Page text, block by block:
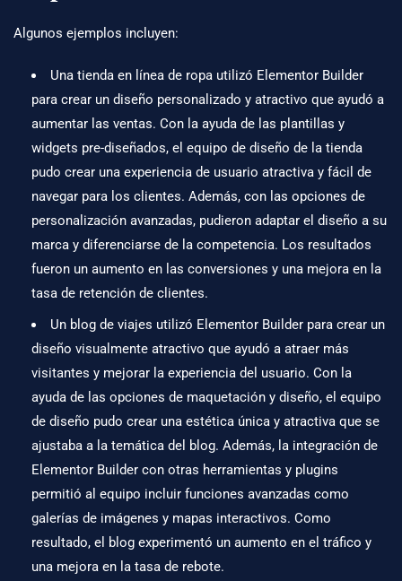
Algunos ejemplos incluyen:
Una tienda en línea de ropa utilizó Elementor Builder
para crear un diseño personalizado y atractivo que ayudó a
aumentar las ventas. Con la ayuda de las plantillas y
widgets pre-diseñados, el equipo de diseño de la tienda
pudo crear una experiencia de usuario atractiva y fácil de
navegar para los clientes. Además, con las opciones de
personalización avanzadas, pudieron adaptar el diseño a su
marca y diferenciarse de la competencia. Los resultados
fueron un aumento en las conversiones y una mejora en la
tasa de retención de clientes.
Un blog de viajes utilizó Elementor Builder para crear un
diseño visualmente atractivo que ayudó a atraer más
visitantes y mejorar la experiencia del usuario. Con la
ayuda de las opciones de maquetación y diseño, el equipo
de diseño pudo crear una estética única y atractiva que se
ajustaba a la temática del blog. Además, la integración de
Elementor Builder con otras herramientas y plugins
permitió al equipo incluir funciones avanzadas como
galerías de imágenes y mapas interactivos. Como
resultado, el blog experimentó un aumento en el tráfico y
una mejora en la tasa de rebote.